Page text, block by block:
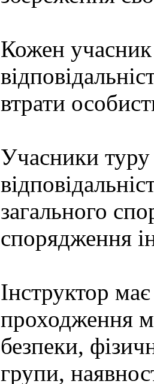
Кожен
втрати
Учасники туру
загального
спорядження
Інструктор
проходження
безпеки,
групи,